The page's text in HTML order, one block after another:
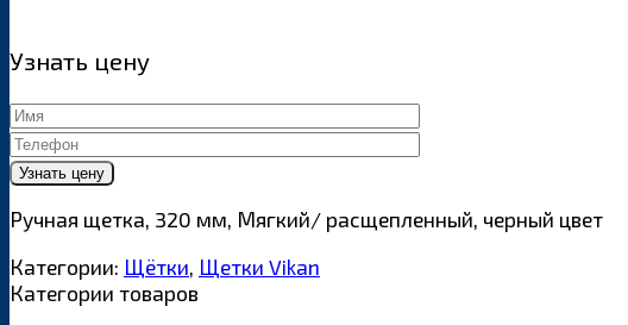
Узнать цену
Ручная щетка, 320 мм, Мягкий/ расщепленный, черный цвет
Категории: Щётки, Щетки Vikan
Категории товаров